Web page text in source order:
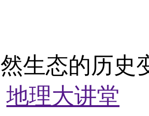
然生态的历
地理大讲堂